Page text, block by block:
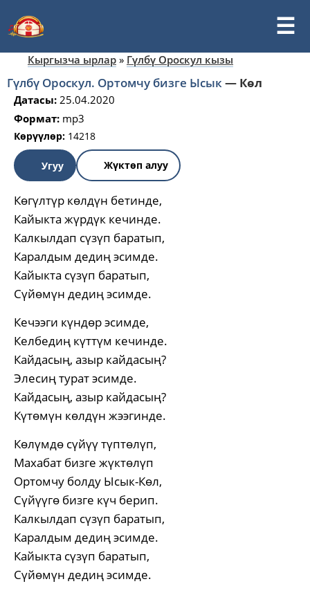
Кыргызча ырлар » Гүлбү Ороскул кызы
Гүлбү Ороскул. Ортомчу бизге Ысык— Көл
Датасы: 25.04.2020
Формат: mp3
Көрүүлөр: 14218
Угуу Жүктөп алуу
Көгүлтүр көлдүн бетинде,
Кайыкта жүрдүк кечинде.
Калкылдап сүзүп баратып,
Каралдым дедиң эсимде.
Кайыкта сүзүп баратып,
Сүйөмүн дедиң эсимде.
Кечээги күндөр эсимде,
Келбедиң күттүм кечинде.
Кайдасың, азыр кайдасың?
Элесиң турат эсимде.
Кайдасың, азыр кайдасың?
Күтөмүн көлдүн жээгинде.
Көлүмдө сүйүү түптөлүп,
Махабат бизге жүктөлүп
Ортомчу болду Ысык-Көл,
Сүйүүгө бизге күч берип.
Калкылдап сүзүп баратып,
Каралдым дедиң эсимде.
Кайыкта сүзүп баратып,
Сүйөмүн дедиң эсимде.